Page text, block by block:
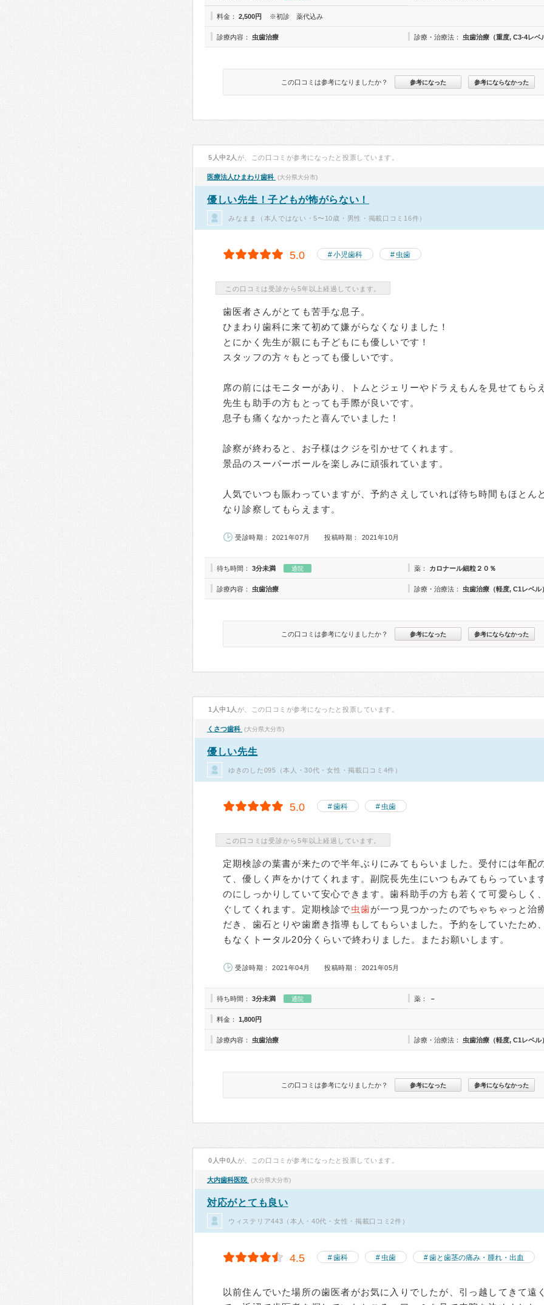
料金： 2,500円 ※初診 薬代込み
診療内容： 虫歯治療 診療・治療法： 虫歯治療（重度, C3-4レベ
この口コミは参考になりましたか？ 参考になった 参考にならなかった
5人中2人 が、この口コミが参考になったと投票しています。
医療法人ひまわり歯科 (大分県大分市)
優しい先生！子どもが怖がらない！
みなまま（本人ではない・5〜10歳・男性・掲載口コミ16件）
5.0 小児歯科 虫歯
この口コミは受診から5年以上経過しています。
歯医者さんがとても苦手な息子。
ひまわり歯科に来て初めて嫌がらなくなりました！
とにかく先生が親にも子どもにも優しいです！
スタッフの方々もとっても優しいです。
席の前にはモニターがあり、トムとジェリーやドラえもんを見せてもら
先生も助手の方もとっても手際が良いです。
息子も痛くなかったと喜んでいました！
診察が終わると、お子様はクジを引かせてくれます。
景品のスーパーボールを楽しみに頑張れています。
人気でいつも賑わっていますが、予約さえしていれば待ち時間もほとん
なり診察してもらえます。
受診時期： 2021年07月 投稿時期： 2021年10月
待ち時間： 3分未満 通院 薬： カロナール細粒２０％
診療内容： 虫歯治療 診療・治療法： 虫歯治療（軽度, C1レベル
この口コミは参考になりましたか？ 参考になった 参考にならなかった
1人中1人 が、この口コミが参考になったと投票しています。
くさつ歯科 (大分県大分市)
優しい先生
ゆきのした095（本人・30代・女性・掲載口コミ4件）
5.0 歯科 虫歯
この口コミは受診から5年以上経過しています。
定期検診の葉書が来たので半年ぶりにみてもらいました。受付には年配
て、優しく声をかけてくれます。副院長先生にいつもみてもらっていま
のにしっかりしていて安心できます。歯科助手の方も若くて可愛らしく
ぐしてくれます。定期検診で虫歯が一つ見つかったのでちゃちゃっと治
だき、歯石とりや歯磨き指導もしてもらいました。予約をしていたため
もなくトータル20分くらいで終わりました。またお願いします。
受診時期： 2021年04月 投稿時期： 2021年05月
待ち時間： 3分未満 通院 薬： －
料金： 1,800円
診療内容： 虫歯治療 診療・治療法： 虫歯治療（軽度, C1レベル
この口コミは参考になりましたか？ 参考になった 参考にならなかった
0人中0人 が、この口コミが参考になったと投票しています。
大内歯科医院 (大分県大分市)
対応がとても良い
ウィステリア443（本人・40代・女性・掲載口コミ2件）
4.5 歯科 虫歯 歯と歯茎の痛み・腫れ・出血
以前住んでいた場所の歯医者がお気に入りでしたが、引っ越してきて遠